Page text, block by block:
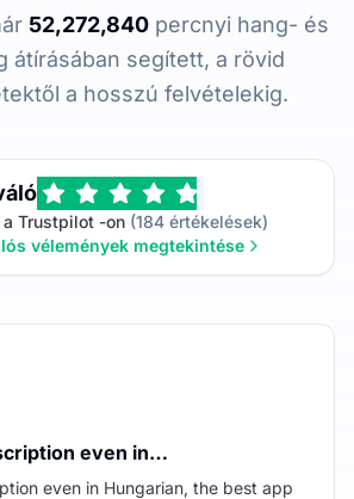
52,272,840percnyi hang- és
átírásában segített, a rövid
a hosszú felvételekig.
Trustpilot -on(184 értékelések)
vélemények megtekintése
even in…
even in Hungarian, the best app